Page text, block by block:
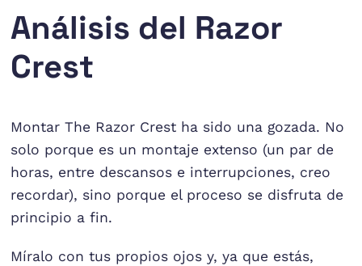
Análisis del Razor
Crest
Montar The Razor Crest ha sido una gozada. No
solo porque es un montaje extenso (un par de
horas, entre descansos e interrupciones, creo
recordar), sino porque el proceso se disfruta de
principio a fin.
Míralo con tus propios ojos y, ya que estás,